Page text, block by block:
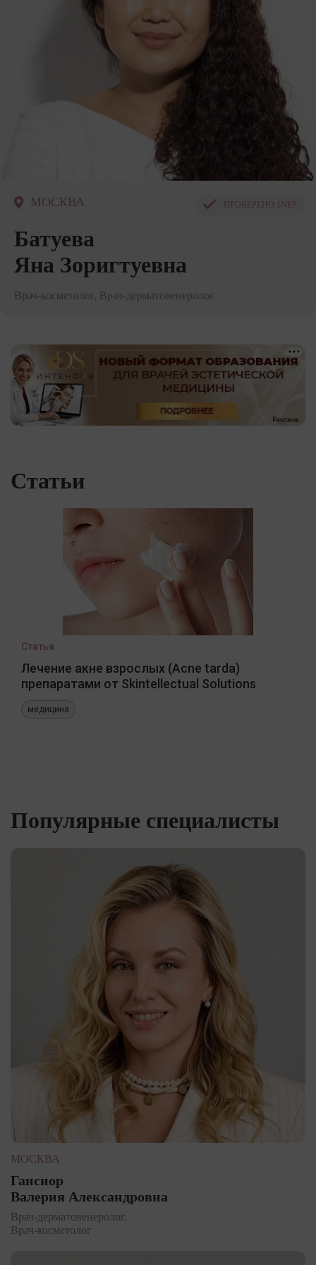
МОСКВА ПРОВЕРЕНО 1NEP
Батуева
Яна Зоригтуевна
Врач-косметолог, Врач-дерматовенеролог
Статьи
Статья
Лечение акне взрослых (Acne tarda)
препаратами от Skintellectual Solutions
медицина
Популярные специалисты
МОСКВА
Гансиор
Валерия Александровна
Врач-дерматовенеролог,
Врач-косметолог